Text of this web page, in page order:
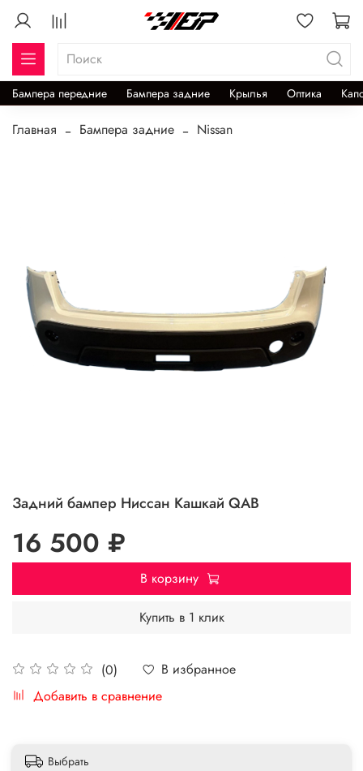
Бампера передние Бампера задние Крылья Оптика
Главная Бампера задние Nissan
Задний бампер Ниссан Кашкай QAB
(0)
В избранное
Добавить в сравнение
16 500 ₽
В корзину
Купить в 1 клик
Выбрать